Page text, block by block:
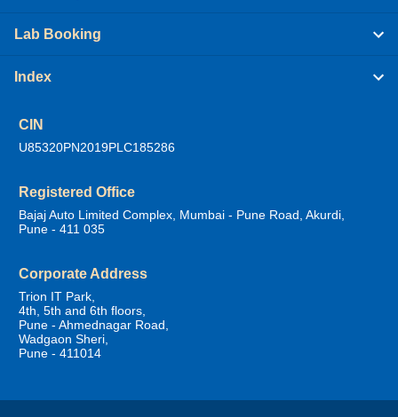
Lab Booking
Index
CIN
U85320PN2019PLC185286
Registered Office
Bajaj Auto Limited Complex, Mumbai - Pune Road, Akurdi,
Pune - 411 035
Corporate Address
Trion IT Park,
4th, 5th and 6th floors,
Pune - Ahmednagar Road,
Wadgaon Sheri,
Pune - 411014